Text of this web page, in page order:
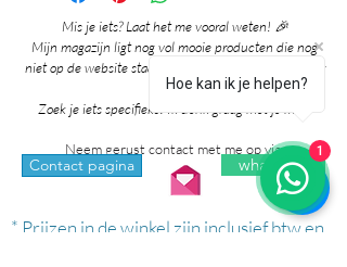
Mis je iets? Laat het me vooral weten! 🎉
Mijn magazijn ligt nog vol mooie producten die nog
niet op de website staan. Grote kans dat ik het al voor
je heb!
Zoek je iets specifieks? Ik denk graag met je mee!
Neem gerust contact met me op via:
Contact pagina whatsapp
* Prijzen in de winkel zijn inclusief btw en
Hoe kan ik je helpen?
1